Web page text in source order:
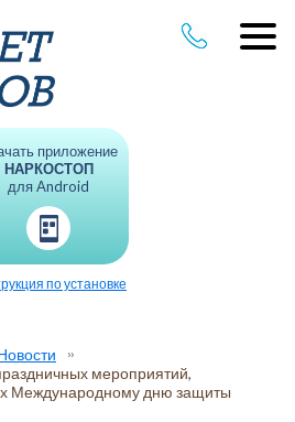
приложение
НАРКОСТОП
для Android
по установке
мероприятий,
Международному дню защиты